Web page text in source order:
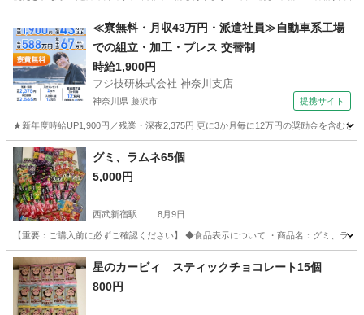
竹ノ塚駅 食品
≪寮無料・月収43万円・派遣社員≫自動車系工場
での組立・加工・プレス 交替制
時給1,900円
フジ技研株式会社 神奈川支店
神奈川県 藤沢市 提携サイト
★新年度時給UP1,900円／残業・深夜2,375円 更に3か月毎に12万円の奨励金を含む
神奈川 藤沢市 その他
グミ、ラムネ65個
5,000円
西武新宿駅 8月9日
【重要：ご購入前に必ずご確認ください】 ◆食品表示について ・商品名：グ
東京 杉並区 西武新宿駅 ピュレグミ
星のカービィ スティックチョコレート15個
800円